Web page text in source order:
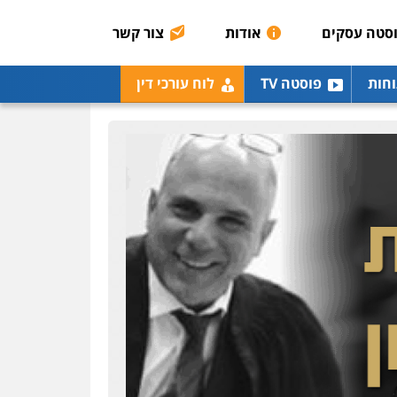
עסקים אודות צור קשר
פוסטה TV לוח עורכי דין
0507120031
עו"ד אייל אביטל
פלילי פשיעה חמורה
מעצרים וחקירות
0544712201
עו"ד בועז קניג
פלילי משפחה כלכלי
0507003001
ויקי שמואל – משרד עו"ד
משפט פלילי
0528959600